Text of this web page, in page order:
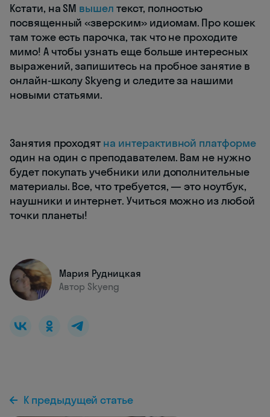
Кстати, на SM вышел текст, полностью
посвященный «зверским» идиомам. Про кошек
там тоже есть парочка, так что не проходите
мимо! А чтобы узнать еще больше интересных
выражений, запишитесь на пробное занятие в
онлайн-школу Skyeng и следите за нашими
новыми статьями.
Занятия проходят на интерактивной платформе
один на один с преподавателем. Вам не нужно
будет покупать учебники или дополнительные
материалы. Все, что требуется, — это ноутбук,
наушники и интернет. Учиться можно из любой
точки планеты!
Мария Рудницкая
Автор Skyeng
К предыдущей статье